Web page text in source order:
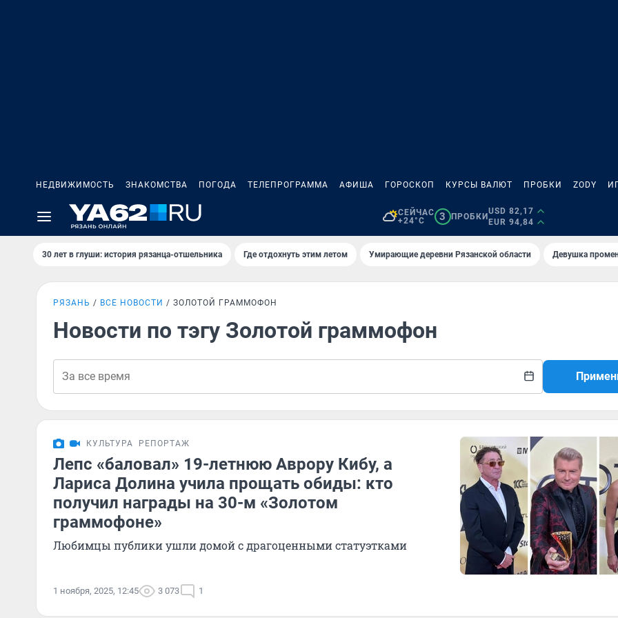
НЕДВИЖИМОСТЬ ЗНАКОМСТВА ПОГОДА ТЕЛЕПРОГРАММА АФИША ГОРОСКОП КУРСЫ ВАЛЮТ ПРОБКИ ZODY
СЕЙЧАС
+24°C
3 ПРОБКИ
USD 82,17
EUR 94,84
30 лет в глуши: история рязанца-отшельника Где отдохнуть этим летом Умирающие деревни Рязанской области Девушка
РЯЗАНЬ ВСЕ НОВОСТИ ЗОЛОТОЙ ГРАММОФОН
Новости по тэгу Золотой граммофон
КУЛЬТУРА РЕПОРТАЖ
Лепс «баловал» 19-летнюю Аврору Кибу, а
Лариса Долина учила прощать обиды: кто
получил награды на 30-м «Золотом
граммофоне»
Любимцы публики ушли домой с драгоценными статуэтками
1 ноября, 2025, 12:45 3 073 1